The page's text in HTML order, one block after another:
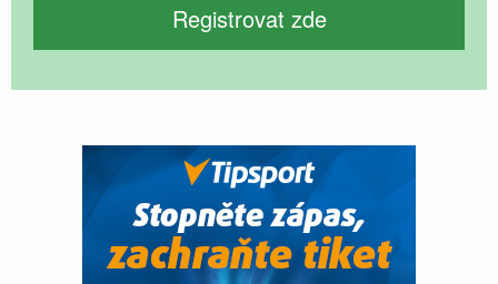
Registrovat zde